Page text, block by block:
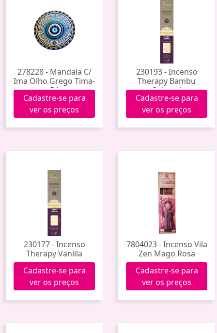
278228 - Mandala C/
Ima Olho Grego Tima-
54
Cadastre-se para
ver os preços
230193 - Incenso
Therapy Bambu
Oriental
Cadastre-se para
ver os preços
230177 - Incenso
Therapy Vanilla
Bourbon
Cadastre-se para
ver os preços
7804023 - Incenso Vila
Zen Mago Rosa
Celestial
Cadastre-se para
ver os preços